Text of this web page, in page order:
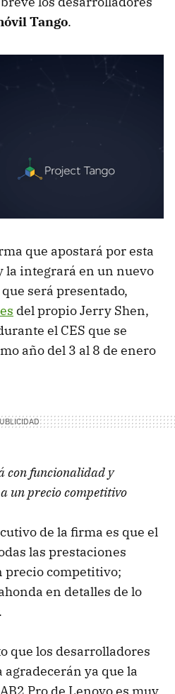
Tango.
que apostará por esta
la integrará en un nuevo
que será presentado,
del propio Jerry Shen,
el CES que se
año del 3 al 8 de enero
con funcionalidad y
un precio competitivo
de la firma es que el
las prestaciones
precio competitivo;
en detalles de lo
que los desarrolladores
ya que la